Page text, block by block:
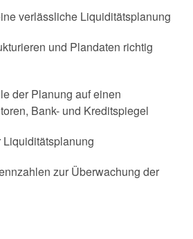
verlässliche Liquiditätsplanung
und Plandaten richtig
der Planung auf einen
Bank- und Kreditspiegel
Liquiditätsplanung
zur Überwachung der